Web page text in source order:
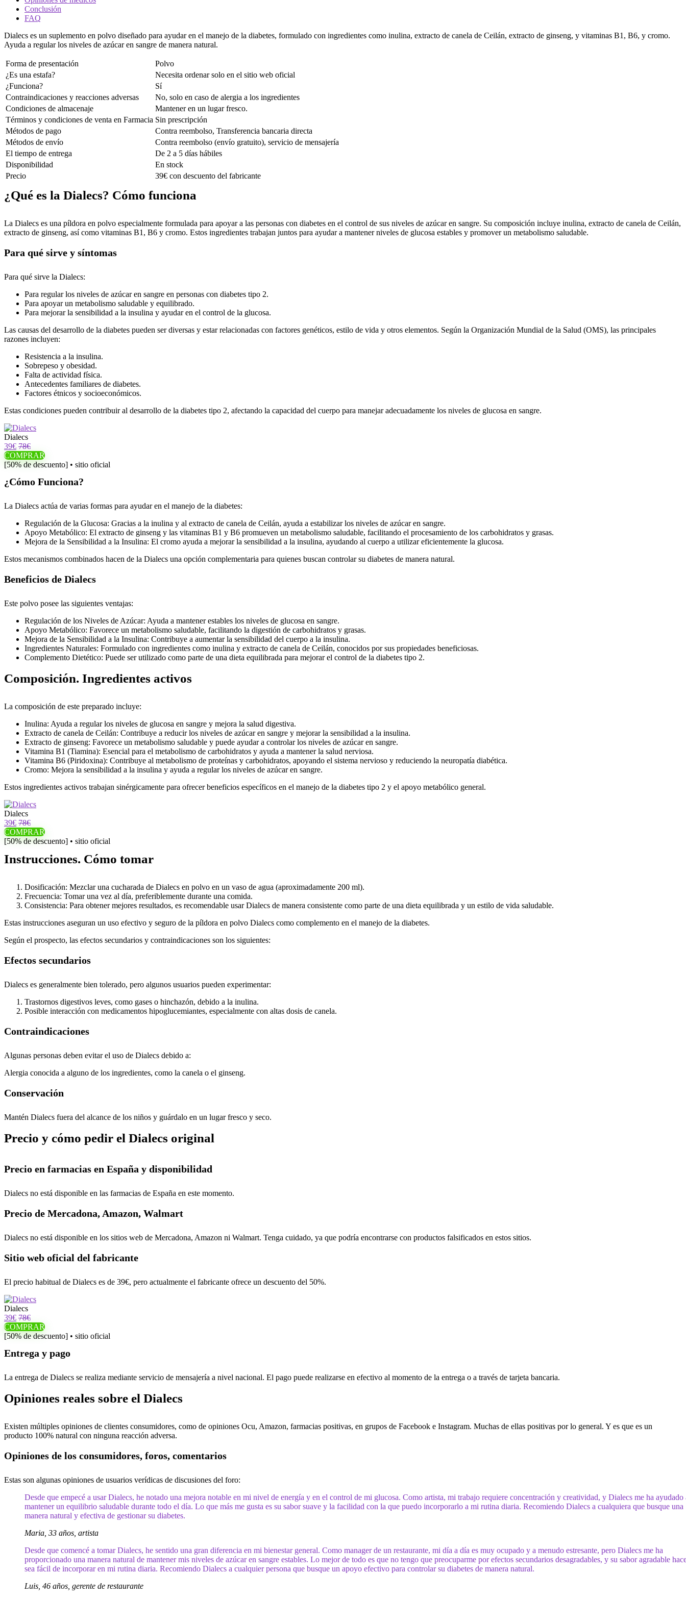
Conclusión
FAQ
Dialecs es un suplemento en polvo diseñado para ayudar en el manejo de la diabetes, formulado con ingredientes como inulina, extracto de canela de Ceilán, extracto de ginseng, y vitaminas B1, B6, y cromo.
Ayuda a regular los niveles de azúcar en sangre de manera natural.
Forma de presentación
Polvo
¿Es una estafa?
Necesita ordenar solo en el sitio web oficial
¿Funciona?
Sí
Contraindicaciones y reacciones adversas
No, solo en caso de alergia a los ingredientes
Condiciones de almacenaje
Mantener en un lugar fresco.
Términos y condiciones de venta en Farmacia Sin prescripción
Métodos de pago
Contra reembolso, Transferencia bancaria directa
Métodos de envío
Contra reembolso (envío gratuito), servicio de mensajería
El tiempo de entrega
De 2 a 5 días hábiles
Disponibilidad
En stock
Precio
39€ con descuento del fabricante
¿Qué es la Dialecs? Cómo funciona
La Dialecs es una píldora en polvo especialmente formulada para apoyar a las personas con diabetes en el control de sus niveles de azúcar en sangre. Su composición incluye inulina, extracto de canela de Ceilán,
extracto de ginseng, así como vitaminas B1, B6 y cromo. Estos ingredientes trabajan juntos para ayudar a mantener niveles de glucosa estables y promover un metabolismo saludable.
Para qué sirve y síntomas
Para qué sirve la Dialecs:
Para regular los niveles de azúcar en sangre en personas con diabetes tipo 2.
Para apoyar un metabolismo saludable y equilibrado.
Para mejorar la sensibilidad a la insulina y ayudar en el control de la glucosa.
Las causas del desarrollo de la diabetes pueden ser diversas y estar relacionadas con factores genéticos, estilo de vida y otros elementos. Según la Organización Mundial de la Salud (OMS), las principales
razones incluyen:
Resistencia a la insulina.
Sobrepeso y obesidad.
Falta de actividad física.
Antecedentes familiares de diabetes.
Factores étnicos y socioeconómicos.
Estas condiciones pueden contribuir al desarrollo de la diabetes tipo 2, afectando la capacidad del cuerpo para manejar adecuadamente los niveles de glucosa en sangre.
Dialecs
39€ 78€
COMPRAR
[50% de descuento] • sitio oficial
¿Cómo Funciona?
La Dialecs actúa de varias formas para ayudar en el manejo de la diabetes:
Regulación de la Glucosa: Gracias a la inulina y al extracto de canela de Ceilán, ayuda a estabilizar los niveles de azúcar en sangre.
Apoyo Metabólico: El extracto de ginseng y las vitaminas B1 y B6 promueven un metabolismo saludable, facilitando el procesamiento de los carbohidratos y grasas.
Mejora de la Sensibilidad a la Insulina: El cromo ayuda a mejorar la sensibilidad a la insulina, ayudando al cuerpo a utilizar eficientemente la glucosa.
Estos mecanismos combinados hacen de la Dialecs una opción complementaria para quienes buscan controlar su diabetes de manera natural.
Beneficios de Dialecs
Este polvo posee las siguientes ventajas:
Regulación de los Niveles de Azúcar: Ayuda a mantener estables los niveles de glucosa en sangre.
Apoyo Metabólico: Favorece un metabolismo saludable, facilitando la digestión de carbohidratos y grasas.
Mejora de la Sensibilidad a la Insulina: Contribuye a aumentar la sensibilidad del cuerpo a la insulina.
Ingredientes Naturales: Formulado con ingredientes como inulina y extracto de canela de Ceilán, conocidos por sus propiedades beneficiosas.
Complemento Dietético: Puede ser utilizado como parte de una dieta equilibrada para mejorar el control de la diabetes tipo 2.
Composición. Ingredientes activos
La composición de este preparado incluye:
Inulina: Ayuda a regular los niveles de glucosa en sangre y mejora la salud digestiva.
Extracto de canela de Ceilán: Contribuye a reducir los niveles de azúcar en sangre y mejorar la sensibilidad a la insulina.
Extracto de ginseng: Favorece un metabolismo saludable y puede ayudar a controlar los niveles de azúcar en sangre.
Vitamina B1 (Tiamina): Esencial para el metabolismo de carbohidratos y ayuda a mantener la salud nerviosa.
Vitamina B6 (Piridoxina): Contribuye al metabolismo de proteínas y carbohidratos, apoyando el sistema nervioso y reduciendo la neuropatía diabética.
Cromo: Mejora la sensibilidad a la insulina y ayuda a regular los niveles de azúcar en sangre.
Estos ingredientes activos trabajan sinérgicamente para ofrecer beneficios específicos en el manejo de la diabetes tipo 2 y el apoyo metabólico general.
Dialecs
39€ 78€
COMPRAR
[50% de descuento] • sitio oficial
Instrucciones. Cómo tomar
Dosificación: Mezclar una cucharada de Dialecs en polvo en un vaso de agua (aproximadamente 200 ml).
Frecuencia: Tomar una vez al día, preferiblemente durante una comida.
Consistencia: Para obtener mejores resultados, es recomendable usar Dialecs de manera consistente como parte de una dieta equilibrada y un estilo de vida saludable.
Estas instrucciones aseguran un uso efectivo y seguro de la píldora en polvo Dialecs como complemento en el manejo de la diabetes.
Según el prospecto, las efectos secundarios y contraindicaciones son los siguientes:
Efectos secundarios
Dialecs es generalmente bien tolerado, pero algunos usuarios pueden experimentar:
Trastornos digestivos leves, como gases o hinchazón, debido a la inulina.
Posible interacción con medicamentos hipoglucemiantes, especialmente con altas dosis de canela.
Contraindicaciones
Algunas personas deben evitar el uso de Dialecs debido a:
Alergia conocida a alguno de los ingredientes, como la canela o el ginseng.
Conservación
Mantén Dialecs fuera del alcance de los niños y guárdalo en un lugar fresco y seco.
Precio y cómo pedir el Dialecs original
Precio en farmacias en España y disponibilidad
Dialecs no está disponible en las farmacias de España en este momento.
Precio de Mercadona, Amazon, Walmart
Dialecs no está disponible en los sitios web de Mercadona, Amazon ni Walmart. Tenga cuidado, ya que podría encontrarse con productos falsificados en estos sitios.
Sitio web oficial del fabricante
El precio habitual de Dialecs es de 39€, pero actualmente el fabricante ofrece un descuento del 50%.
Dialecs
39€ 78€
COMPRAR
[50% de descuento] • sitio oficial
Entrega y pago
La entrega de Dialecs se realiza mediante servicio de mensajería a nivel nacional. El pago puede realizarse en efectivo al momento de la entrega o a través de tarjeta bancaria.
Opiniones reales sobre el Dialecs
Existen múltiples opiniones de clientes consumidores, como de opiniones Ocu, Amazon, farmacias positivas, en grupos de Facebook e Instagram. Muchas de ellas positivas por lo general. Y es que es un
producto 100% natural con ninguna reacción adversa.
Opiniones de los consumidores, foros, comentarios
Estas son algunas opiniones de usuarios verídicas de discusiones del foro:
Desde que empecé a usar Dialecs, he notado una mejora notable en mi nivel de energía y en el control de mi glucosa. Como artista, mi trabajo requiere concentración y creatividad, y Dialecs me ha ayudado
mantener un equilibrio saludable durante todo el día. Lo que más me gusta es su sabor suave y la facilidad con la que puedo incorporarlo a mi rutina diaria. Recomiendo Dialecs a cualquiera que busque una
manera natural y efectiva de gestionar su diabetes.
Maria, 33 años, artista
Desde que comencé a tomar Dialecs, he sentido una gran diferencia en mi bienestar general. Como manager de un restaurante, mi día a día es muy ocupado y a menudo estresante, pero Dialecs me ha
proporcionado una manera natural de mantener mis niveles de azúcar en sangre estables. Lo mejor de todo es que no tengo que preocuparme por efectos secundarios desagradables, y su sabor agradable
sea fácil de incorporar en mi rutina diaria. Recomiendo Dialecs a cualquier persona que busque un apoyo efectivo para controlar su diabetes de manera natural.
Luis, 46 años, gerente de restaurante